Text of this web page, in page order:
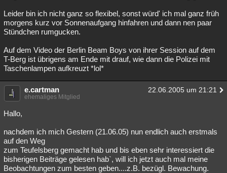
Leider bin ich nicht ganz so flexibel, sonst würd' ich mal ganz früh
morgens kurz vor Sonnenaufgang hinfahren und dann nen paar
Stündchen rumgucken.
Auf dem Video der Berlin Beam Boys von ihrer Session auf dem
T-Berg ist übrigens am Ende mit drauf, wie dann die Polizei mit
Taschenlampen aufkreuzt *lol*
e.cartman 22.06.2005 um 21:21
ehemaliges Mitglied
Hallo,
nachdem ich mich Gestern (21.06.05) nun endlich auch erstmals
auf den Weg
zum Teufelsberg gemacht hab und bis eben sehr interessiert die
bisherigen Beiträge gelesen hab`, will ich jetzt auch mal meine
Beobachtungen zum besten geben....z.B. bezügl. Bewachung.